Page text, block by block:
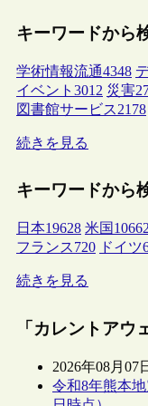
キーワードから
学術情報流通4348
イベント 3012 災害
図書館サービス2178
続きを見る
キーワードから
日本19628 米国 10662
フランス720 ドイツ
続きを見る
「カレントアウ
2026年08月07
令和8年熊本